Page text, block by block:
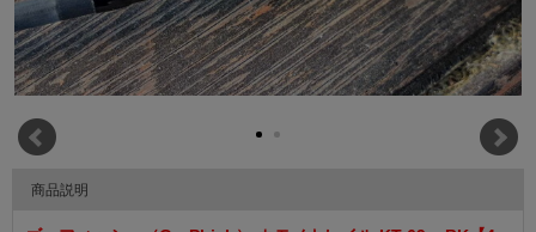
商品説明